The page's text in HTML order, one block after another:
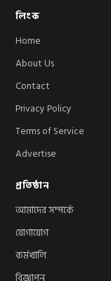
লিংক
Home
About Us
Contact
Privacy Policy
Terms of Service
Advertise
প্রতিষ্ঠান
আমাদের সম্পর্কে
যোগাযোগ
কর্মখালি